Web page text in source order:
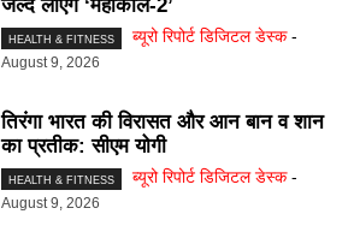
जल्द लाएंगे ‘महाकाल-2’
HEALTH & FITNESS ब्यूरो रिपोर्ट डिजिटल डेस्क -
August 9, 2026
तिरंगा भारत की विरासत और आन बान व शान
का प्रतीक: सीएम योगी
HEALTH & FITNESS ब्यूरो रिपोर्ट डिजिटल डेस्क -
August 9, 2026